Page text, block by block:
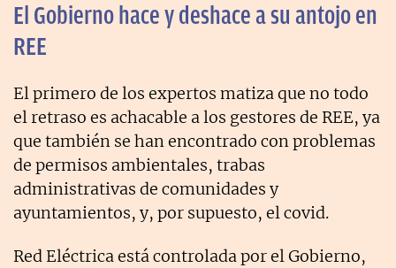
El Gobierno hace y deshace a su antojo en
REE
El primero de los expertos matiza que no todo
el retraso es achacable a los gestores de REE, ya
que también se han encontrado con problemas
de permisos ambientales, trabas
administrativas de comunidades y
ayuntamientos, y, por supuesto, el covid.
Red Eléctrica está controlada por el Gobierno,